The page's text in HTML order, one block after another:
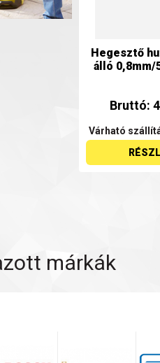
Hegesztő
álló 0,8mm/
Bruttó:
Várható
márkák